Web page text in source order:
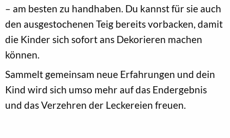
– am besten zu handhaben. Du kannst für sie auch
den ausgestochenen Teig bereits vorbacken, damit
die Kinder sich sofort ans Dekorieren machen
können.
Sammelt gemeinsam neue Erfahrungen und dein
Kind wird sich umso mehr auf das Endergebnis
und das Verzehren der Leckereien freuen.